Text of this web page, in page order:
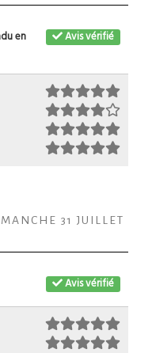
Avis vérifié
en
31 JUILLET
Avis vérifié